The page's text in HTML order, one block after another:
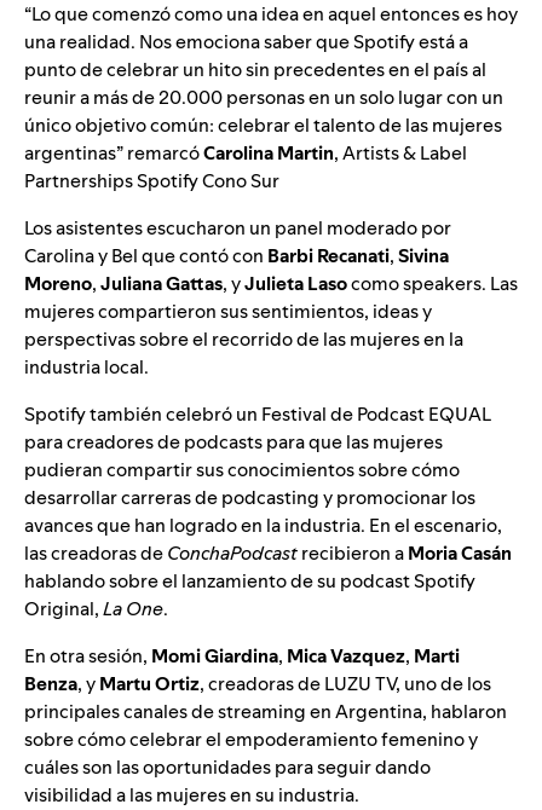
“Lo que comenzó como una idea en aquel entonces es hoy
una realidad. Nos emociona saber que Spotify está a
punto de celebrar un hito sin precedentes en el país al
reunir a más de 20.000 personas en un solo lugar con un
único objetivo común: celebrar el talento de las mujeres
argentinas” remarcóCarolina Martin, Artists & Label
Partnerships Spotify Cono Sur
Los asistentes escucharon un panel moderado por
Carolina y Bel que contó con Barbi Recanati,Sivina
Moreno,Juliana Gattas, yJulieta Lasocomo speakers. Las
mujeres compartieron sus sentimientos, ideas y
perspectivas sobre el recorrido de las mujeres en la
industria local.
Spotify también celebró un Festival de Podcast EQUAL
para creadores de podcasts para que las mujeres
pudieran compartir sus conocimientos sobre cómo
desarrollar carreras de podcasting y promocionar los
avances que han logrado en la industria. En el escenario,
las creadoras deConchaPodcastrecibieron aMoria Casán
hablando sobre el lanzamiento de su podcast Spotify
Original,La One.
En otra sesión, Momi Giardina, Mica Vazquez, Marti
Benza, yMartu Ortiz, creadoras de LUZU TV, uno de los
principales canales de streaming en Argentina, hablaron
sobre cómo celebrar el empoderamiento femenino y
cuáles son las oportunidades para seguir dando
visibilidad a las mujeres en su industria.